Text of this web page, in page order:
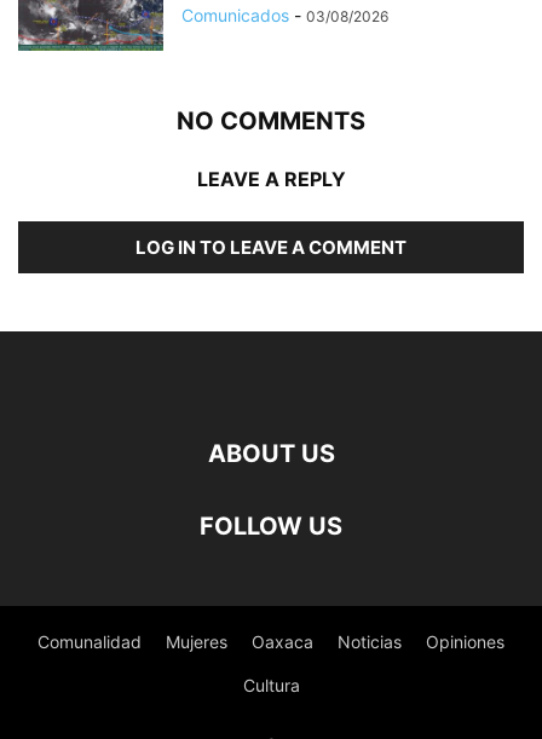
Comunicados - 03/08/2026
NO COMMENTS
LEAVE A REPLY
LOG IN TO LEAVE A COMMENT
ABOUT US
FOLLOW US
Comunalidad Mujeres Oaxaca Noticias Opiniones
Cultura